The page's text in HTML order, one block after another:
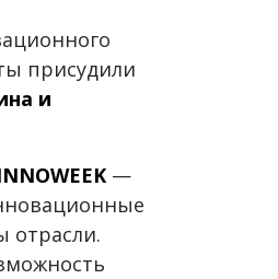
присудили
и
—
отрасли.